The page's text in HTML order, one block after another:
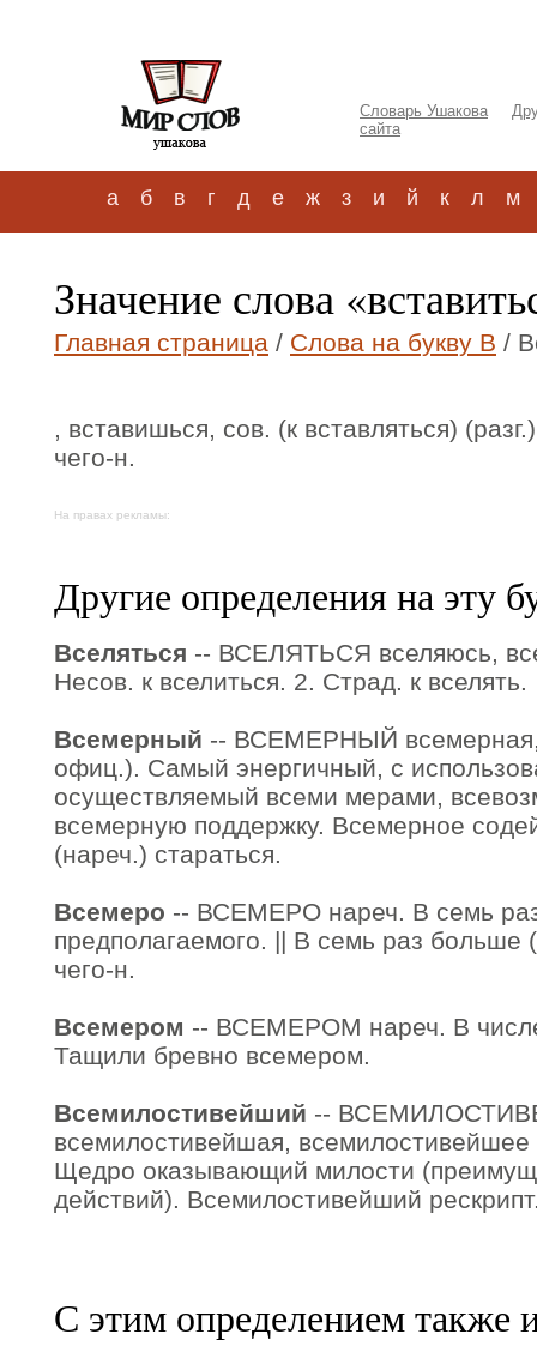
Словарь Ушакова
сайта
а б в г д е ж з и й к л м
Значение слова
Главная страница / Слова на букву В /
, вставишься, сов. (к вставляться)
чего-н.
На правах рекламы:
Другие определения на эту
Вселяться -- ВСЕЛЯТЬСЯ вселяюсь,
Несов. к вселиться. 2. Страд. к вселять.
Всемерный -- ВСЕМЕРНЫЙ всемерная,
офиц.). Самый энергичный, с
осуществляемый всеми мерами,
всемерную поддержку. Всемерное
(нареч.) стараться.
Всемеро -- ВСЕМЕРО нареч. В семь
предполагаемого. || В семь раз больше
чего-н.
Всемером -- ВСЕМЕРОМ нареч. В
Тащили бревно всемером.
Всемилостивейший --
всемилостивейшая,
Щедро оказывающий милости
действий). Всемилостивейший
С этим определением также